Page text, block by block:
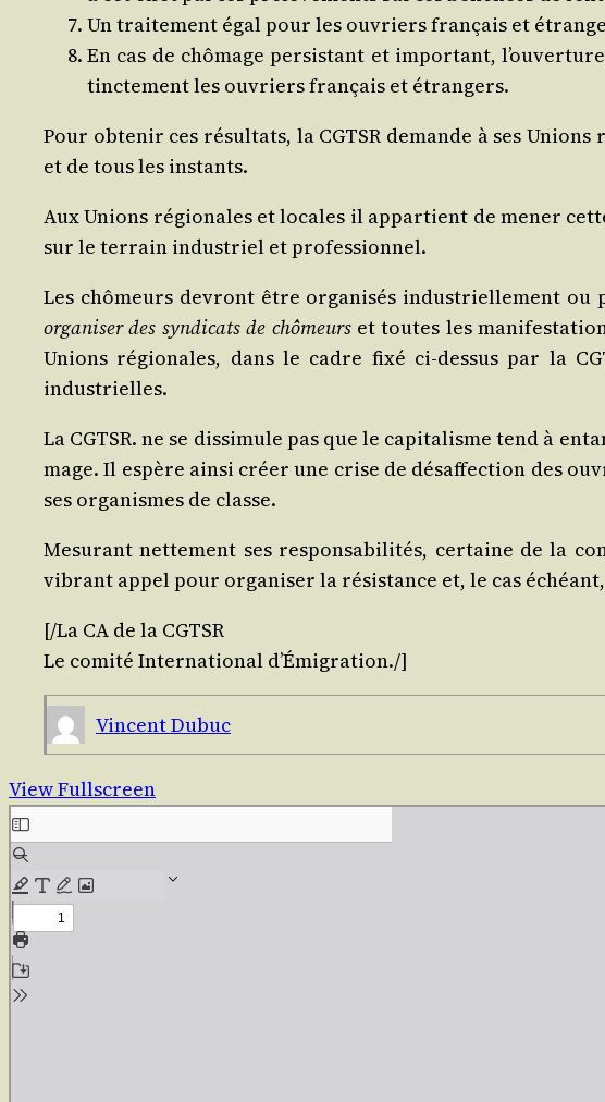
Un trai­te­ment égal pour les ouvriers fran­çais et
En cas de chô­mage per­sis­tant et impor­tant,
tinc­te­ment les ouvriers fran­çais et étrangers.
Pour obte­nir ces résul­tats, la CGTSR demande à ses
et de tous les instants.
Aux Unions régio­nales et locales il appar­tient de mener
sur le ter­rain indus­triel et professionnel.
Les chô­meurs devront être orga­ni­sés indus­triel­le­ment ou
orga­ni­ser des syn­di­cats de chô­meurset toutes les
Unions régio­nales, dans le cadre fixé ci-des­sus par la
industrielles.
La CGTSR. ne se dis­si­mule pas que le capi­ta­lisme tend à
mage. Il espère ain­si créer une crise de désaf­fec­tion des
ses orga­nismes de classe.
Mesu­rant net­te­ment ses res­pon­sa­bi­li­tés, cer­taine de la
vibrant appel pour orga­ni­ser la résis­tance et, le cas
[/​La CA de la CGTSR
Le comi­té Inter­na­tio­nal d’Émigration./]
Vincent Dubuc
View Fullscreen